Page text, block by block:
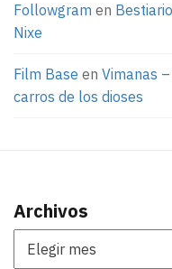
Followgram en
Nixe
Film Base en Vimanas
carros de los dioses
Archivos